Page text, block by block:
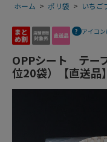
ホーム > ポリ袋 > いちご
アイコ
OPPシート テー
位20袋）【直送品】